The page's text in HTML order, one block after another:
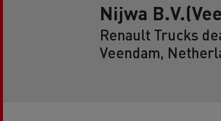
Nijwa
Renault Trucks
Veendam,